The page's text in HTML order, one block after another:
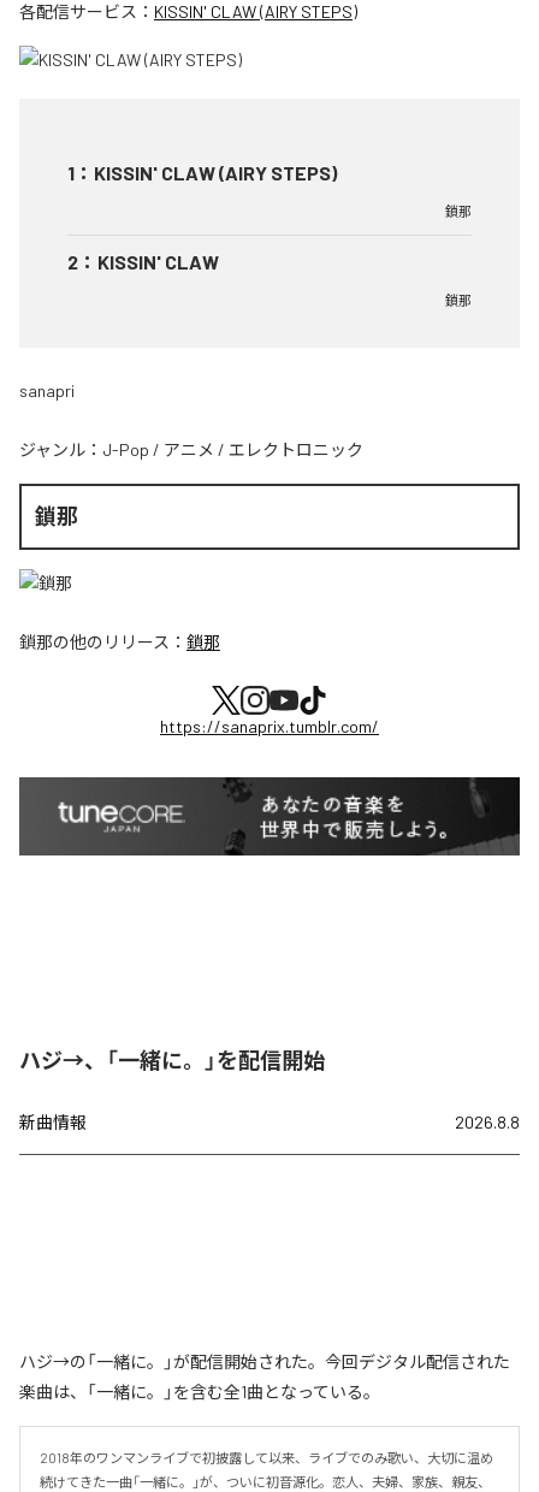
各配信サービス： KISSIN' CLAW (AIRY STEPS)
1 ： KISSIN' CLAW (AIRY STEPS)
鎖那
2 ： KISSIN' CLAW
鎖那
sanapri
ジャンル： J-Pop / アニメ / エレクトロニック
鎖那
鎖那の他のリリース： 鎖那
https://sanaprix.tumblr.com/
ハジ→、「一緒に。」を配信開始
新曲情報 2026.8.8
ハジ→の「一緒に。」が配信開始された。今回デジタル配信された
楽曲は、「一緒に。」を含む全1曲となっている。
2018年のワンマンライブで初披露して以来、ライブでのみ歌い、大切に温め
続けてきた一曲「一緒に。」が、ついに初音源化。恋人、夫婦、家族、親友、